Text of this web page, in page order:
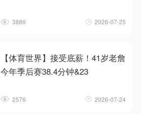
3886 2026-07-25
【体育世界】接受底薪！41岁老詹
今年季后赛38.4分钟&23
2576 2026-07-24